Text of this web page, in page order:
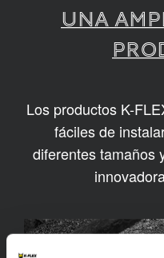
UNA
Los productos K-
fáciles de
diferentes tamaños